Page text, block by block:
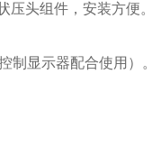
头组件，安装方便。
制显示器配合使用）。